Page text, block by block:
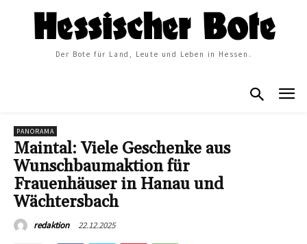
Der Bote für Land, Leute und Leben in Hessen.
PANORAMA
Maintal: Viele Geschenke aus
Wunschbaumaktion für
Frauenhäuser in Hanau und
Wächtersbach
redaktion 22.12.2025